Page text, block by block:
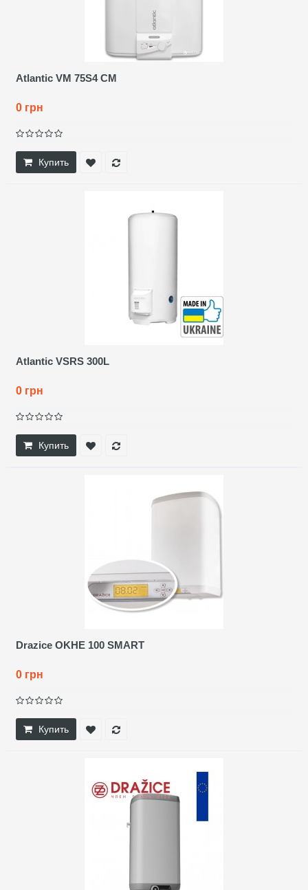
Atlantic VM 75S4 CM
0 грн
Купить
Atlantic VSRS 300L
0 грн
Купить
Drazice OKHE 100 SMART
0 грн
Купить